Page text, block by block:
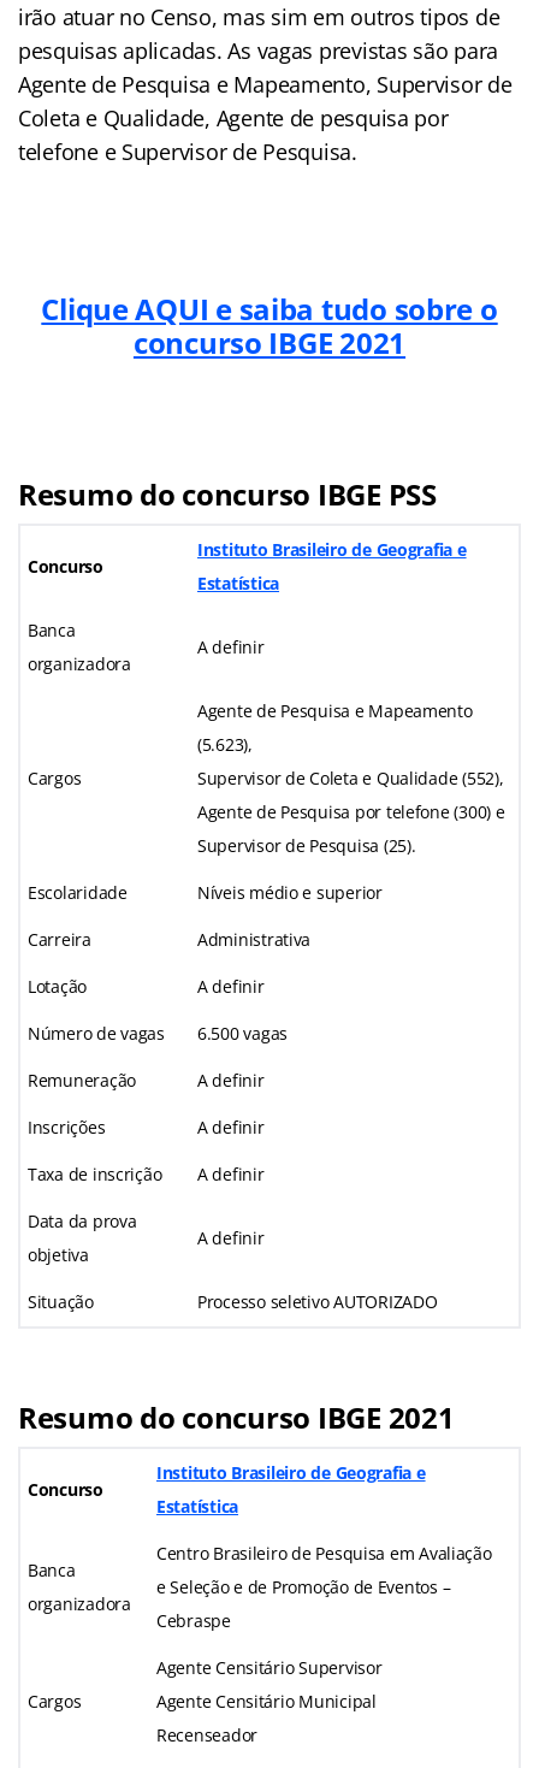
irão atuar no Censo, mas sim em outros tipos de
pesquisas aplicadas. As vagas previstas são para
Agente de Pesquisa e Mapeamento, Supervisor de
Coleta e Qualidade, Agente de pesquisa por
telefone e Supervisor de Pesquisa.
Clique AQUI e saiba tudo sobre o
concurso IBGE 2021
Resumo do concurso IBGE PSS
Concurso
Instituto Brasileiro de Geografia e
Estatística
Banca
organizadora
A definir
Cargos
Agente de Pesquisa e Mapeamento
(5.623),
Supervisor de Coleta e Qualidade (552),
Agente de Pesquisa por telefone (300) e
Supervisor de Pesquisa (25).
Escolaridade Níveis médio e superior
Carreira Administrativa
Lotação A definir
Número de vagas 6.500 vagas
Remuneração A definir
Inscrições A definir
Taxa de inscrição A definir
Data da prova
objetiva
A definir
Situação Processo seletivo AUTORIZADO
Resumo do concurso IBGE 2021
Concurso
Instituto Brasileiro de Geografia e
Estatística
Banca
organizadora
Centro Brasileiro de Pesquisa em Avaliação
e Seleção e de Promoção de Eventos –
Cebraspe
Cargos
Agente Censitário Supervisor
Agente Censitário Municipal
Recenseador